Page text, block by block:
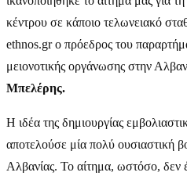
κέντρου σε κάποιο τελωνειακό
ethnos.gr o πρόεδρος του
μειονοτικής οργάνωσης στην
Μπελέρης.
Η ιδέα της δημιουργίας
αποτελούσε μία πολύ ουσιαστική
Αλβανίας. Το αίτημα, ωστόσο, δεν